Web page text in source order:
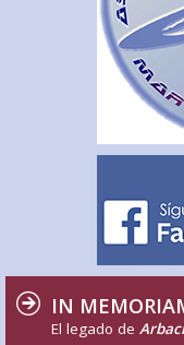
IN
El legado de